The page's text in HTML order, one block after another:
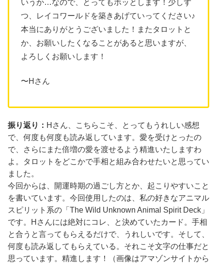
いうか…なので、とってもホッとします！少しず
つ、レイコワールドを築きあげていってください♪
本当にありがとうございました！またタロットと
か、お願いしたくなることがあると思いますが、
よろしくお願いします！
〜Hさん
振り返り： Hさん、こちらこそ、とってもうれしい感想
で、何度も何度も読み返しています。愛を受けとったの
で、さらにまた倍増の愛を渡せるよう精進いたしますわ
よ。タロットをどこかで手相と組み合わせたいと思ってい
ました。
今回からは、開運時期の過ごし方とか、起こりやすいこと
を書いています。今回使用したのは、私の好きなアニマル
スピリット系の「The Wild Unknown Animal Spirit Deck」
です。Hさんには絶対にコレ、と決めていたカード。手相
と合うと言ってもらえるだけで、うれしいです。そして、
何度も読み返してもらえている。それこそ文字の仕事だと
思っています。精進します！（画像はアマゾンサイトから